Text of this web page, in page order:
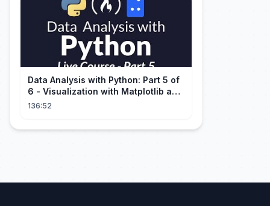
Data Analysis with Python: Part 5 of
6 - Visualization with Matplotlib and
Seaborn (Live Course)
136:52